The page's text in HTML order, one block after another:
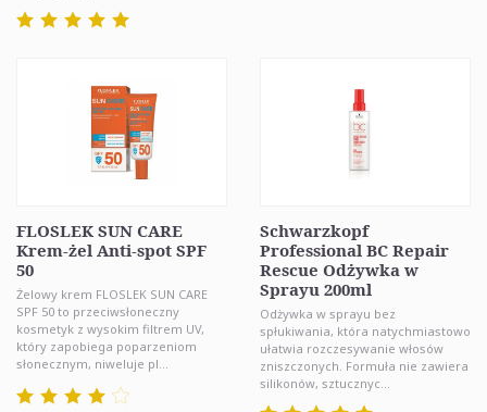
FLOSLEK SUN CARE
Krem-żel Anti-spot SPF
50
Żelowy krem FLOSLEK SUN CARE
SPF 50 to przeciwsłoneczny
kosmetyk z wysokim filtrem UV,
który zapobiega poparzeniom
słonecznym, niweluje pl...
Schwarzkopf
Professional BC Repair
Rescue Odżywka w
Sprayu 200ml
Odżywka w sprayu bez
spłukiwania, która natychmiastowo
ułatwia rozczesywanie włosów
zniszczonych. Formuła nie zawiera
silikonów, sztucznyc...